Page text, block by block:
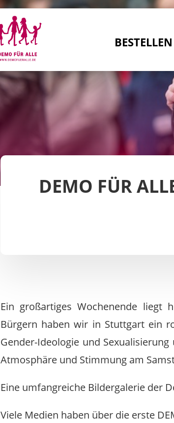
BESTELLEN
DEMO FÜR
Ein großartiges Wochenende liegt
Bürgern haben wir in Stuttgart ein
Gender-Ideologie und
Atmosphäre und Stimmung am
Eine umfangreiche Bildergalerie der
Viele Medien haben über die erste